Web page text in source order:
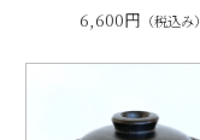
6,600円 （税込み）